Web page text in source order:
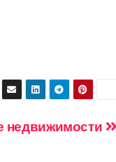
недвижимости